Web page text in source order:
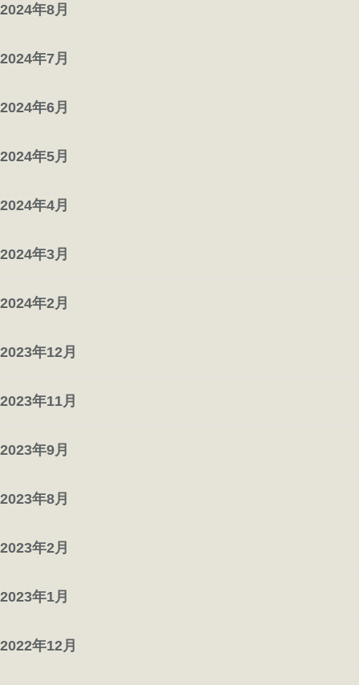
2024年8月
2024年7月
2024年6月
2024年5月
2024年4月
2024年3月
2024年2月
2023年12月
2023年11月
2023年9月
2023年8月
2023年2月
2023年1月
2022年12月